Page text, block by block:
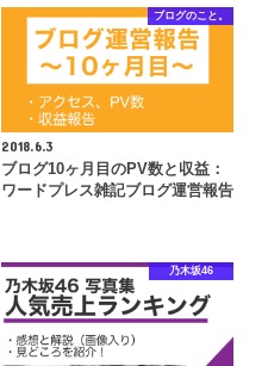
ブログのこと。
2018.6.3
ブログ10ヶ月目のPV数と収益：
ワードプレス雑記ブログ運営報告
乃木坂46